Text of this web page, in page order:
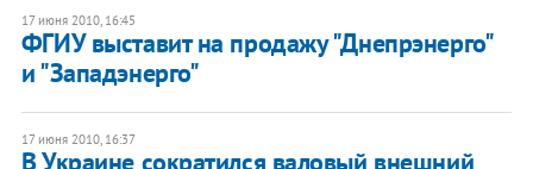
17 июня 2010, 16:45
ФГИУ выставит на продажу "Днепрэнерго"
и "Западэнерго"
17 июня 2010, 16:37
В Украине сократился валовый внешний